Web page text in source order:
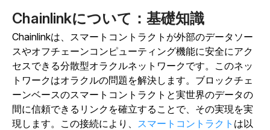
Chainlinkについて：基礎知識
Chainlinkは、スマートコントラクトが外部のデータソー
スやオフチェーンコンピューティング機能に安全にアク
セスできる分散型オラクルネットワークです。このネッ
トワークはオラクルの問題を解決します。ブロックチェ
ーンベースのスマートコントラクトと実世界のデータの
間に信頼できるリンクを確立することで、その実現を実
現します。この接続により、 スマートコントラクト は以